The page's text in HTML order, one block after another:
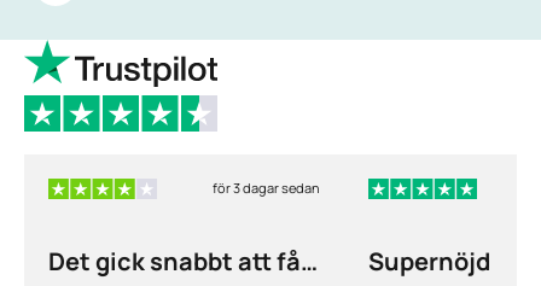
för 3 dagar sedan
Det gick snabbt att få
Supernöjd